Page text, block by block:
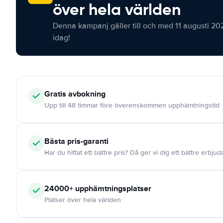
över hela världen
Denna kampanj gäller till och med 11 augusti
idag!
Gratis avbokning
Upp till 48 timmar före överenskommen upphämtningstid
Bästa pris-garanti
Har du hittat ett bättre pris? Då ger vi dig ett bättre
24000+ upphämtningsplatser
Platser över hela världen